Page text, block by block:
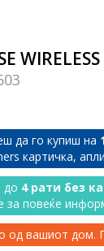
да го купиш на
картичка,
до 4 рати без
за повеќе
од вашиот дом.